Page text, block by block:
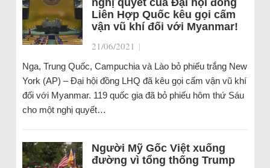
nghị quyết của Đại hội đồng
Liên Hợp Quốc kêu gọi cấm
vận vũ khí đối với Myanmar!
21/06/2021 |
Nga, Trung Quốc, Campuchia và Lào bỏ phiếu trắng New
York (AP) – Đại hội đồng LHQ đã kêu gọi cấm vận vũ khí
đối với Myanmar. 119 quốc gia đã bỏ phiếu hôm thứ Sáu
cho một nghị quyết…
Người Mỹ Gốc Việt xuống
đường vì tổng thống Trump